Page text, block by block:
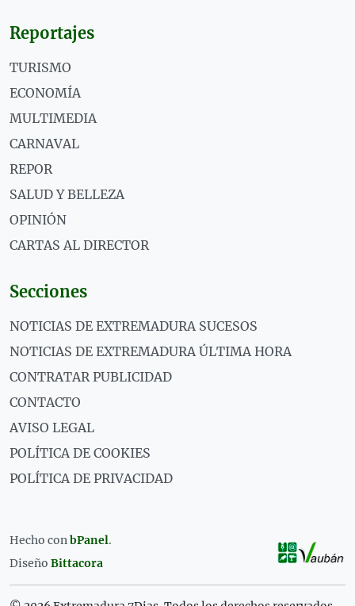
Reportajes
TURISMO
ECONOMÍA
MULTIMEDIA
CARNAVAL
REPOR
SALUD Y BELLEZA
OPINIÓN
CARTAS AL DIRECTOR
Secciones
NOTICIAS DE EXTREMADURA SUCESOS
NOTICIAS DE EXTREMADURA ÚLTIMA HORA
CONTRATAR PUBLICIDAD
CONTACTO
AVISO LEGAL
POLÍTICA DE COOKIES
POLÍTICA DE PRIVACIDAD
Hecho conbPanel.
Diseño Bittacora